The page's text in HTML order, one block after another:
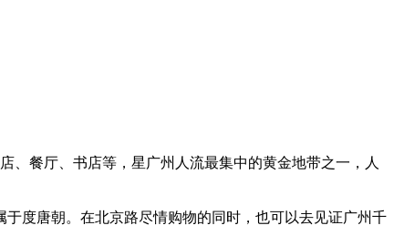
、餐厅、书店等，星广州人流最集中的黄金地带之一，人
度唐朝。在北京路尽情购物的同时，也可以去见证广州千